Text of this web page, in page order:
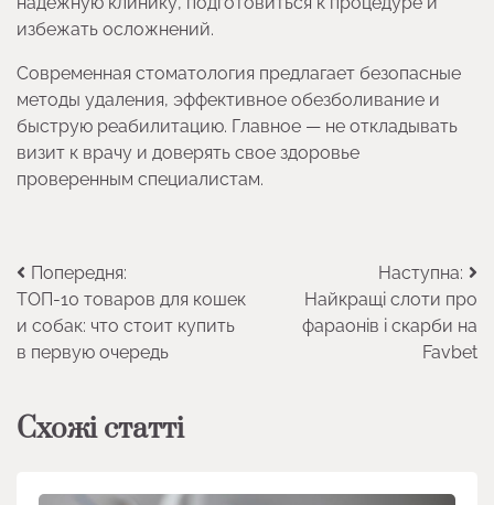
избежать осложнений.
Современная стоматология предлагает безопасные
методы удаления, эффективное обезболивание и
быструю реабилитацию. Главное — не откладывать
визит к врачу и доверять свое здоровье
проверенным специалистам.
Навігація
записів
Попередня:
ТОП-10 товаров для кошек
и собак: что стоит купить
в первую очередь
Наступна:
Найкращі слоти про
фараонів і скарби на
Favbet
Схожі статті